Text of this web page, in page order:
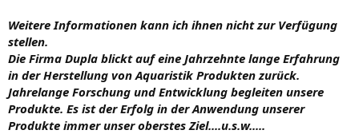
Weitere Informationen kann ich ihnen nicht zur Verfügung
stellen.
Die Firma Dupla blickt auf eine Jahrzehnte lange Erfahrung
in der Herstellung von Aquaristik Produkten zurück.
Jahrelange Forschung und Entwicklung begleiten unsere
Produkte. Es ist der Erfolg in der Anwendung unserer
Produkte immer unser oberstes Ziel....u.s.w.....